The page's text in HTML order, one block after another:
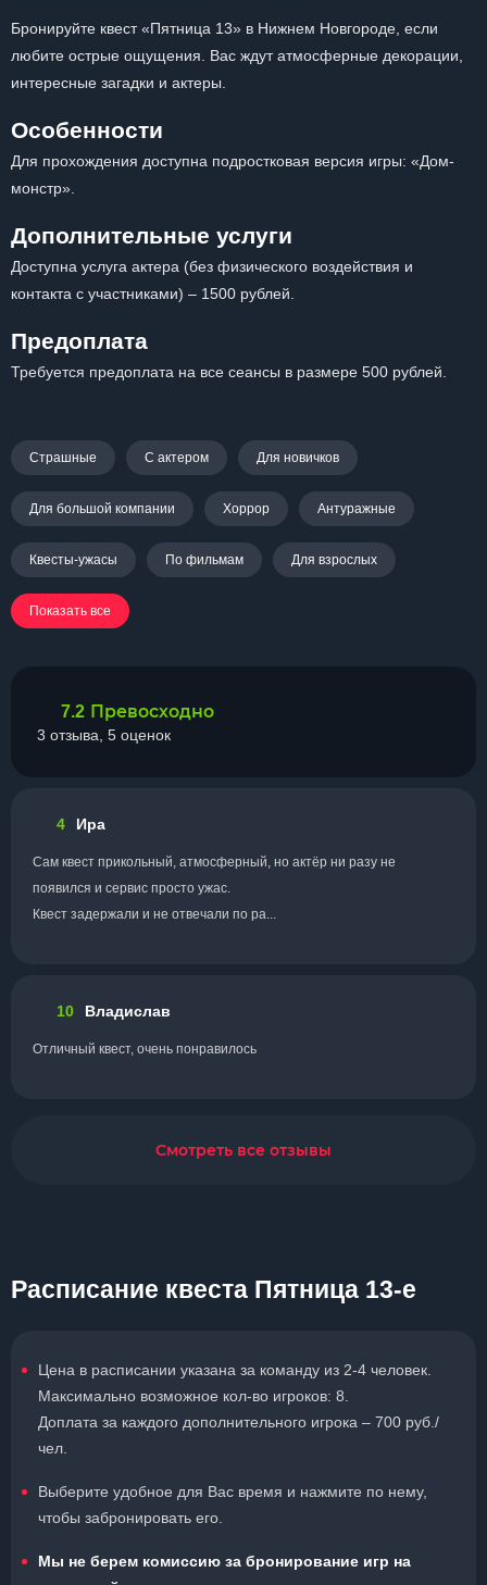
Бронируйте квест «Пятница 13» в Нижнем Новгороде, если
любите острые ощущения. Вас ждут атмосферные декорации,
интересные загадки и актеры.
Особенности
Для прохождения доступна подростковая версия игры: «Дом-
монстр».
Дополнительные услуги
Доступна услуга актера (без физического воздействия и
контакта с участниками) – 1500 рублей.
Предоплата
Требуется предоплата на все сеансы в размере 500 рублей.
Страшные С актером Для новичков
Для большой компании Хоррор Антуражные
Квесты-ужасы По фильмам Для взрослых
Показать все
7.2 Превосходно
3 отзыва, 5 оценок
4 Ира
Сам квест прикольный, атмосферный, но актёр ни разу не
появился и сервис просто ужас.
Квест задержали и не отвечали по ра...
10 Владислав
Отличный квест, очень понравилось
Смотреть все отзывы
Расписание квеста Пятница 13-е
Цена в расписании указана за команду из 2-4 человек.
Максимально возможное кол-во игроков: 8.
Доплата за каждого дополнительного игрока – 700 руб./
чел.
Выберите удобное для Вас время и нажмите по нему,
чтобы забронировать его.
Мы не берем комиссию за бронирование игр на